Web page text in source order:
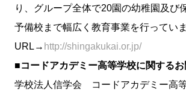
り、グループ全体で20園の幼稚園及び
予備校まで幅広く教育事業を行っていま
URL→ http://shingakukai.or.jp/
■コードアカデミー高等学校に関する
学校法人信学会 コードアカデミー高